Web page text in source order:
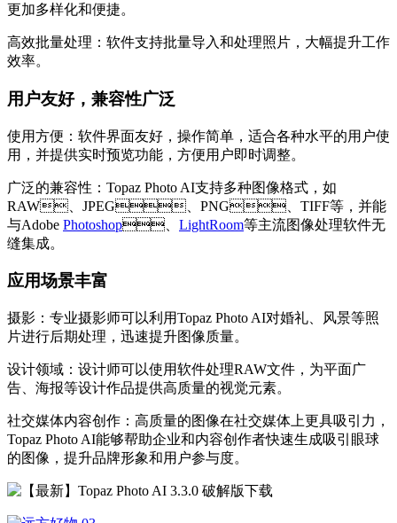
更加多样化和便捷。
高效批量处理：软件支持批量导入和处理照片，大幅提升工作
效率。
用户友好，兼容性广泛
使用方便：软件界面友好，操作简单，适合各种水平的用户使
用，并提供实时预览功能，方便用户即时调整。
广泛的兼容性：Topaz Photo AI支持多种图像格式，如
RAW、JPEG、PNG、TIFF等，并能
与Adobe Photoshop、 LightRoom等主流图像处理软件无
缝集成。
应用场景丰富
摄影：专业摄影师可以利用Topaz Photo AI对婚礼、风景等照
片进行后期处理，迅速提升图像质量。
设计领域：设计师可以使用软件处理RAW文件，为平面广
告、海报等设计作品提供高质量的视觉元素。
社交媒体内容创作：高质量的图像在社交媒体上更具吸引力，
Topaz Photo AI能够帮助企业和内容创作者快速生成吸引眼球
的图像，提升品牌形象和用户参与度。